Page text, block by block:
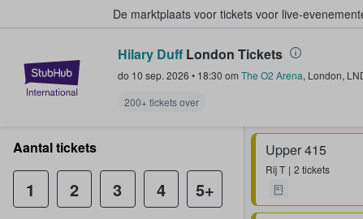
De marktplaats voor tickets voor live-
StubHub: waar fans tickets
Hilary Duff London Tickets
do 10 sep. 2026 • 18:30 om The O2 Arena, London,
200+ tickets over
Upper 415
RijT 2 tickets
Aantal tickets
1 2 3 4 5+